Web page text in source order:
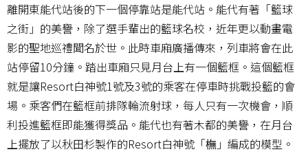
離開東能代站後的下一個停靠站是能代站。能代有著「籃球
之街」的美譽，除了選手輩出的籃球名校，近年更以動畫電
影的聖地巡禮聞名於世。此時車廂廣播傳來，列車將會在此
站停留10分鐘。踏出車廂只見月台上有一個籃框。這個籃框
就是讓Resort白神號1號及3號的乘客在停車時挑戰投籃的會
場。乘客們在籃框前排隊輪流射球，每人只有一次機會，順
利投進籃框即能獲得獎品。能代也有著木都的美譽，在月台
上擺放了以秋田杉製作的Resort白神號「橅」編成的模型。